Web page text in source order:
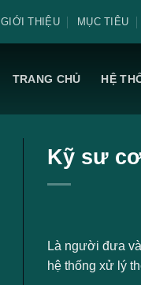
GIỚI THIỆU MỤC TIÊU
TRANG CHỦ HỆ
Kỹ sư
Là người đưa
hệ thống xử lý